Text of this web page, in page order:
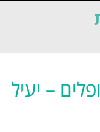
– יעיל